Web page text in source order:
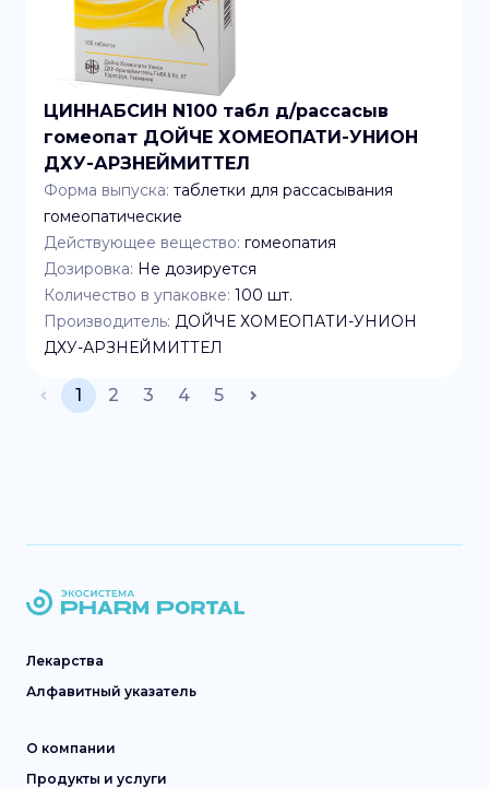
ЦИННАБСИН N100 табл д/рассасыв
гомеопат ДОЙЧЕ ХОМЕОПАТИ-УНИОН
ДХУ-АРЗНЕЙМИТТЕЛ
Форма выпуска: таблетки для рассасывания
гомеопатические
Действующее вещество: гомеопатия
Дозировка: Не дозируется
Количество в упаковке: 100 шт.
Производитель: ДОЙЧЕ ХОМЕОПАТИ-УНИОН
ДХУ-АРЗНЕЙМИТТЕЛ
1 2 3 4 5
Лекарства
Алфавитный указатель
О компании
Продукты и услуги